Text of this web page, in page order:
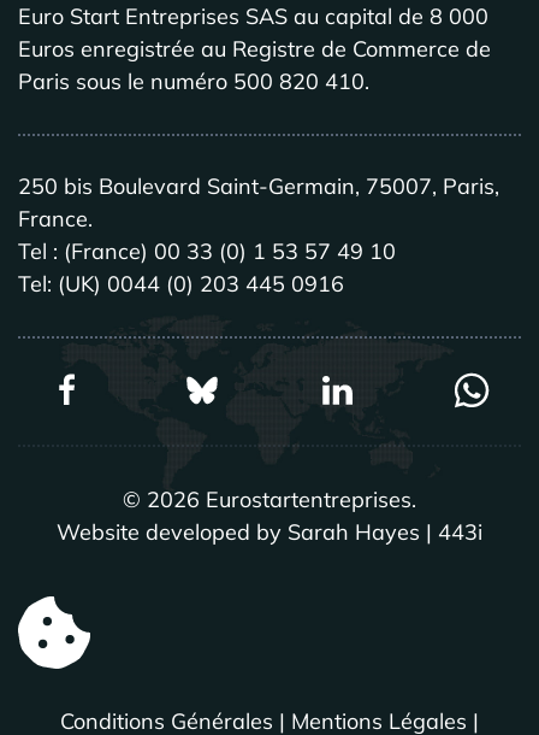
Euro Start Entreprises SAS au capital de 8 000
Euros enregistrée au Registre de Commerce de
Paris sous le numéro 500 820 410.
250 bis Boulevard Saint-Germain, 75007, Paris,
France.
Tel : (France) 00 33 (0) 1 53 57 49 10
Tel: (UK) 0044 (0) 203 445 0916
© 2026 Eurostartentreprises.
Website developed by Sarah Hayes | 443i
Conditions Générales | Mentions Légales |